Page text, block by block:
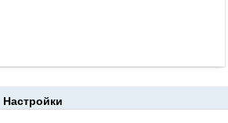
Настройки